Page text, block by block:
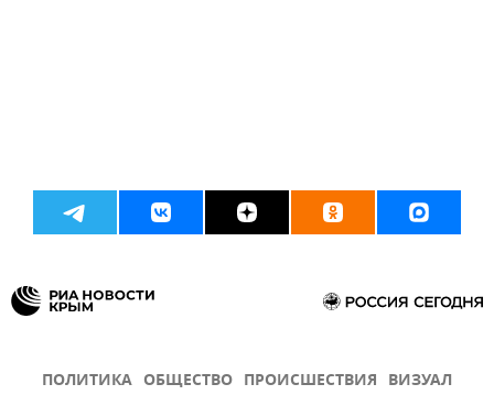
ПОЛИТИКА ОБЩЕСТВО ПРОИСШЕСТВИЯ ВИЗУАЛ